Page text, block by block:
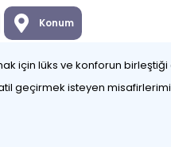
Konum
için lüks ve konforun
geçirmek isteyen